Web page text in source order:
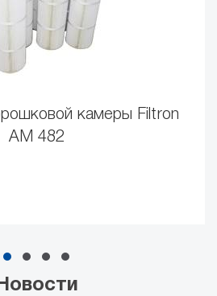
камеры Filtron
AM 482
Новости